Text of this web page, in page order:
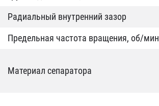
Радиальный внутренний зазор
Предельная частота вращения, об/мин
Материал сепаратора